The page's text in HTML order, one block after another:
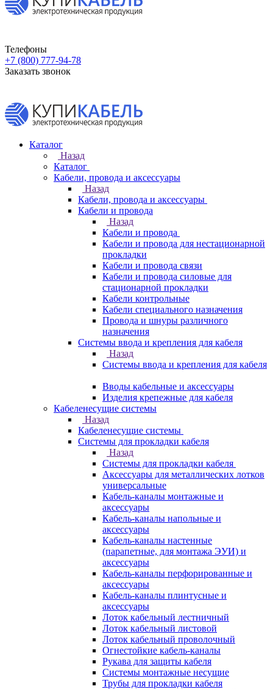
Телефоны
+7 (800) 777-94-78
Заказать звонок
Каталог
Назад
Каталог
Кабели, провода и аксессуары
Назад
Кабели, провода и аксессуары
Кабели и провода
Назад
Кабели и провода
Кабели и провода для нестационарной
прокладки
Кабели и провода связи
Кабели и провода силовые для
стационарной прокладки
Кабели контрольные
Кабели специального назначения
Провода и шнуры различного
назначения
Системы ввода и крепления для кабеля
Назад
Системы ввода и крепления для кабеля
Вводы кабельные и аксессуары
Изделия крепежные для кабеля
Кабеленесущие системы
Назад
Кабеленесущие системы
Системы для прокладки кабеля
Назад
Системы для прокладки кабеля
Аксессуары для металлических лотков
универсальные
Кабель-каналы монтажные и
аксессуары
Кабель-каналы напольные и
аксессуары
Кабель-каналы настенные
(парапетные, для монтажа ЭУИ) и
аксессуары
Кабель-каналы перфорированные и
аксессуары
Кабель-каналы плинтусные и
аксессуары
Лоток кабельный лестничный
Лоток кабельный листовой
Лоток кабельный проволочный
Огнестойкие кабель-каналы
Рукава для защиты кабеля
Системы монтажные несущие
Трубы для прокладки кабеля